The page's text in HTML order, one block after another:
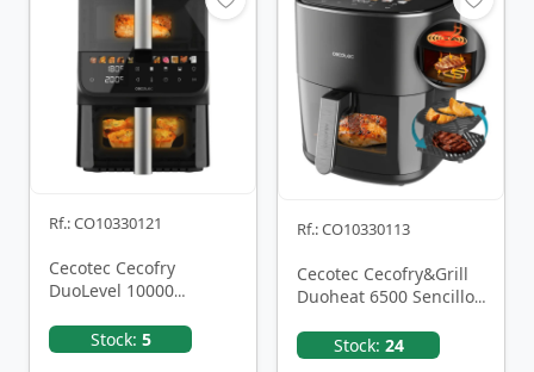
Rf.: CO10330121
Cecotec Cecofry
DuoLevel 10000
10 L Independiente
2000 W …
Stock: 5
Rf.: CO10330113
Cecotec Cecofry&Grill
Duoheat 6500 Sencillo
2200 W Freidora …
Stock: 24